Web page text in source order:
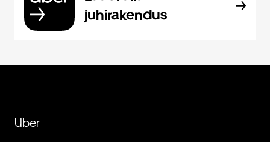
juhirakendus
Uber